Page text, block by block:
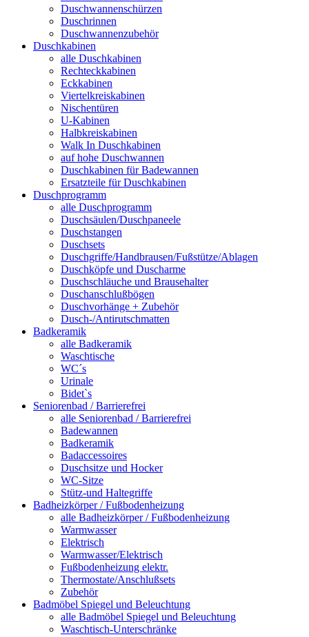
Duschwannenschürzen
Duschrinnen
Duschwannenzubehör
Duschkabinen
alle Duschkabinen
Rechteckkabinen
Eckkabinen
Viertelkreiskabinen
Nischentüren
U-Kabinen
Halbkreiskabinen
Walk In Duschkabinen
auf hohe Duschwannen
Duschkabinen für Badewannen
Ersatzteile für Duschkabinen
Duschprogramm
alle Duschprogramm
Duschsäulen/Duschpaneele
Duschstangen
Duschsets
Duschgriffe/Handbrausen/Fußstütze/Ablagen
Duschköpfe und Duscharme
Duschschläuche und Brausehalter
Duschanschlußbögen
Duschvorhänge + Zubehör
Dusch-/Antirutschmatten
Badkeramik
alle Badkeramik
Waschtische
WC´s
Urinale
Bidet`s
Seniorenbad / Barrierefrei
alle Seniorenbad / Barrierefrei
Badewannen
Badkeramik
Badaccessoires
Duschsitze und Hocker
WC-Sitze
Stütz-und Haltegriffe
Badheizkörper / Fußbodenheizung
alle Badheizkörper / Fußbodenheizung
Warmwasser
Elektrisch
Warmwasser/Elektrisch
Fußbodenheizung elektr.
Thermostate/Anschlußsets
Zubehör
Badmöbel Spiegel und Beleuchtung
alle Badmöbel Spiegel und Beleuchtung
Waschtisch-Unterschränke